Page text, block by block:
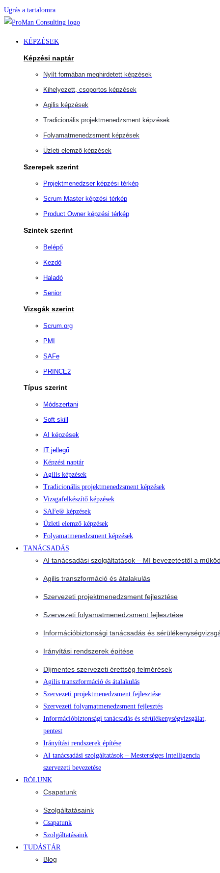
Ugrás a tartalomra
KÉPZÉSEK
Képzési naptár
Nyílt formában meghirdetett képzések
Kihelyezett, csoportos képzések
Agilis képzések
Tradicionális projektmenedzsment képzések
Folyamatmenedzsment képzések
Üzleti elemző képzések
Szerepek szerint
Projektmenedzser képzési térkép
Scrum Master képzési térkép
Product Owner képzési térkép
Szintek szerint
Belépő
Kezdő
Haladó
Senior
Vizsgák szerint
Scrum.org
PMI
SAFe
PRINCE2
Típus szerint
Módszertani
Soft skill
AI képzések
IT jellegű
Képzési naptár
Agilis képzések
Tradicionális projektmenedzsment képzések
Vizsgafelkészítő képzések
SAFe® képzések
Üzleti elemző képzések
Folyamatmenedzsment képzések
TANÁCSADÁS
AI tanácsadási szolgáltatások – MI bevezetéstől a
Agilis transzformáció és átalakulás
Szervezeti projektmenedzsment fejlesztése
Szervezeti folyamatmenedzsment fejlesztése
Információbiztonsági tanácsadás és
Irányítási rendszerek építése
Díjmentes szervezeti érettség felmérések
Agilis transzformáció és átalakulás
Szervezeti projektmenedzsment fejlesztése
Szervezeti folyamatmenedzsment fejlesztés
Információbiztonsági tanácsadás és sérülékenységvizsgálat,
pentest
Irányítási rendszerek építése
AI tanácsadási szolgáltatások – Mesterséges Intelligencia
szervezeti bevezetése
RÓLUNK
Csapatunk
Szolgáltatásaink
Csapatunk
Szolgáltatásaink
TUDÁSTÁR
Blog